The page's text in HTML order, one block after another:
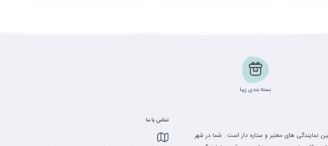
بسته بندی زیبا
نمایندگی های معتبر و ستاره دار است . شما در شهر
تماس با ما